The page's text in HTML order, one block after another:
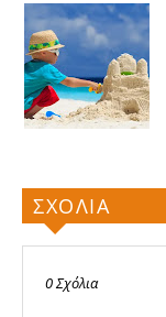
ΣΧΟΛΙΑ
0 Σχόλια